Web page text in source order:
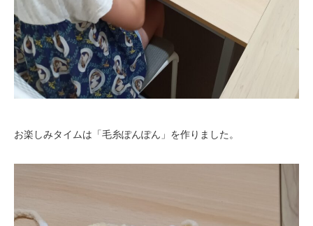
お楽しみタイムは「毛糸ぽんぽん」を作りました。